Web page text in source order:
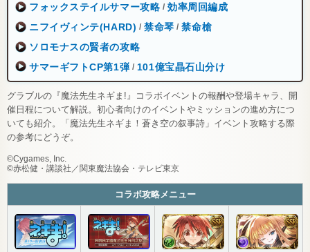
フォックステイルサマー攻略 / 効率周回編成
ニフイヴィンテ(HARD) / 禁命琴 / 禁命槍
ソロモナスの賢者の攻略
サマーギフトCP第1弾 / 101億宝晶石山分け
グラブルの『魔法先生ネギま!』コラボイベントの報酬や登場キャラ、開
催日程について解説。初心者向けのイベントやミッションの進め方につ
いても紹介。「魔法先生ネギま！蒼き空の叙事詩」イベント攻略する際
の参考にどうぞ。
©Cygames, Inc.
©赤松健・講談社／関東魔法協会・テレビ東京
コラボ攻略メニュー